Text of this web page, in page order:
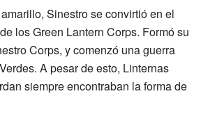
Sinestro se convirtió en el
los Green Lantern Corps. Formó su
Corps, y comenzó una guerra
A pesar de esto, Linternas
siempre encontraban la forma de